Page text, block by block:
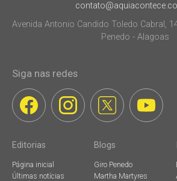
Avenida Antonio Candido Toledo Cabral,
Penedo - Alagoas
Siga nas redes
Editorias
Página inicial
Últimas notícias
Blogs
Giro Penedo
Martha Martyres